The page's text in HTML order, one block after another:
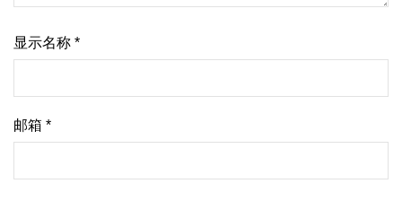
显示名称 *
邮箱 *